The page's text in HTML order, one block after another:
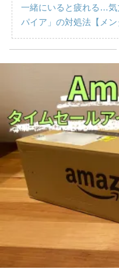
一緒にいると疲れる…気
パイア」の対処法【メン